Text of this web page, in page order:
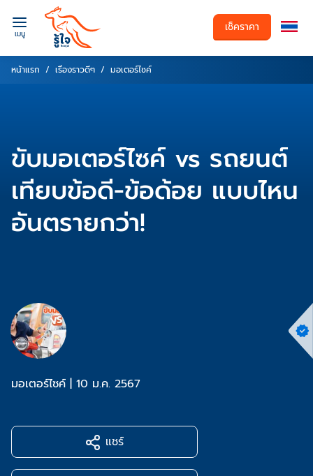
เมนู เช็คราคา
หน้าแรก เรื่องราวดีๆ มอเตอร์ไซค์
ขับมอเตอร์ไซค์ vs รถยนต์
เทียบข้อดี-ข้อด้อย แบบไหน
อันตรายกว่า!
มอเตอร์ไซค์ | 10 ม.ค. 2567
แชร์